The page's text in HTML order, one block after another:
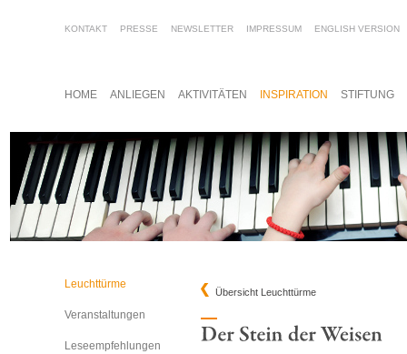
HOME ANLIEGEN AKTIVITÄTEN INSPIRATION STIFTUNG
Leuchttürme
Veranstaltungen
Leseempfehlungen
Übersicht Leuchttürme
KONTAKT PRESSE NEWSLETTER IMPRESSUM ENGLISH VERSION